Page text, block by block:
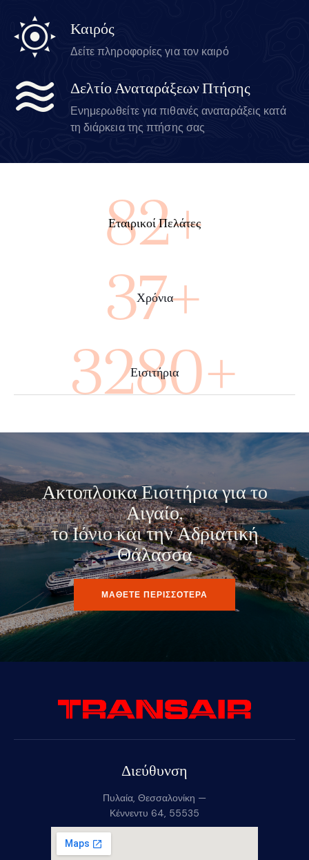
Καιρός
Δείτε πληροφορίες για τον καιρό
Δελτίο Αναταράξεων Πτήσης
Ενημερωθείτε για πιθανές αναταράξεις κατά
τη διάρκεια της πτήσης σας
100+
Εταιρικοί Πελάτες
45+
Χρόνια
4000+
Εισιτήρια
Ακτοπλοικα Εισιτήρια για το
Αιγαίο,
το Ιόνιο και την Αδριατική
Θάλασσα
ΜΑΘΕΤΕ ΠΕΡΙΣΣΟΤΕΡΑ
Διεύθυνση
Πυλαία, Θεσσαλονίκη —
Κέννεντυ 64, 55535